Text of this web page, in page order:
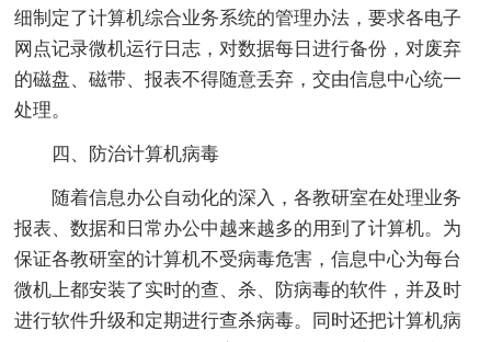
细制定了计算机综合业务系统的管理办法，要求各电子
网点记录微机运行日志，对数据每日进行备份，对废弃
的磁盘、磁带、报表不得随意丢弃，交由信息中心统一
处理。
四、防治计算机病毒
随着信息办公自动化的深入，各教研室在处理业务
报表、数据和日常办公中越来越多的用到了计算机。为
保证各教研室的计算机不受病毒危害，信息中心为每台
微机上都安装了实时的查、杀、防病毒的软件，并及时
进行软件升级和定期进行查杀病毒。同时还把计算机病